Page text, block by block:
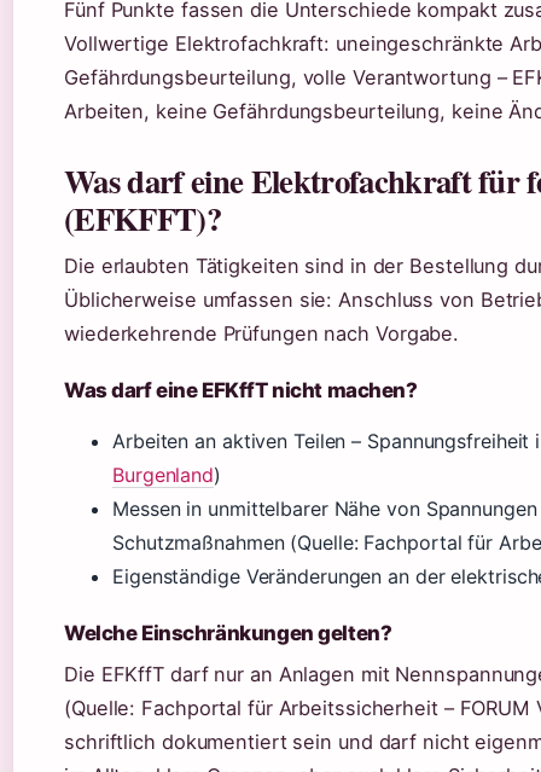
Fünf Punkte fassen die Unterschiede kompakt
Vollwertige Elektrofachkraft: uneingeschränkte
Gefährdungsbeurteilung, volle Verantwortung –
Arbeiten, keine Gefährdungsbeurteilung, keine
Was darf eine Elektrofachkraft für
(EFKFFT)?
Die erlaubten Tätigkeiten sind in der Bestellung
Üblicherweise umfassen sie: Anschluss von
wiederkehrende Prüfungen nach Vorgabe.
Was darf eine EFKffT nicht machen?
Arbeiten an aktiven Teilen –
Burgenland)
Messen in unmittelbarer Nähe von
Schutzmaßnahmen (Quelle: Fachportal für
Eigenständige Veränderungen an der
Welche Einschränkungen gelten?
Die EFKffT darf nur an Anlagen mit
(Quelle: Fachportal für Arbeitssicherheit – FORUM
schriftlich dokumentiert sein und darf nicht